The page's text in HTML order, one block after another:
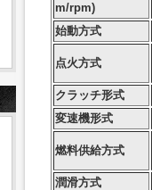
m/rpm)
始動方式
点火方式
クラッチ形式
変速機形式
燃料供給方式
潤滑方式